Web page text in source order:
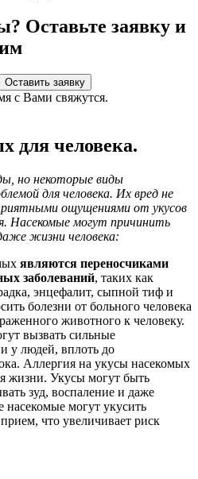
Оставьте заявку и
с Вами свяжутся.
для человека.
но некоторые виды
для человека. Их вред не
ощущениями от укусов
Насекомые могут причинить
жизни человека:
являются переносчиками
заболеваний, таких как
энцефалит, сыпной тиф и
болезни от больного человека
животного к человеку.
вызвать сильные
у людей, вплоть до
Аллергия на укусы насекомых
жизни. Укусы могут быть
зуд, воспаление и даже
могут укусить
что увеличивает риск